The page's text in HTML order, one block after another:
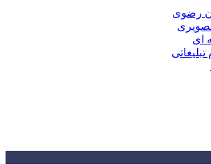
رضوی
ای
تبلیغاتی